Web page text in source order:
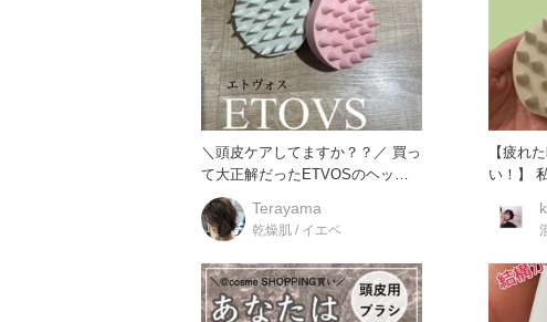
＼頭皮ケアしてますか？？／ 買っ
て大正解だったETVOSのヘッド
Terayama
乾燥肌 / イエベ
【疲れ
い！】 私は疲れた時に お風呂で